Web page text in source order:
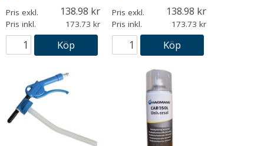
Pris exkl. 138.98
Pris inkl. 173.73
Köp
Pris exkl. 138.98
Pris inkl. 173.73
Köp